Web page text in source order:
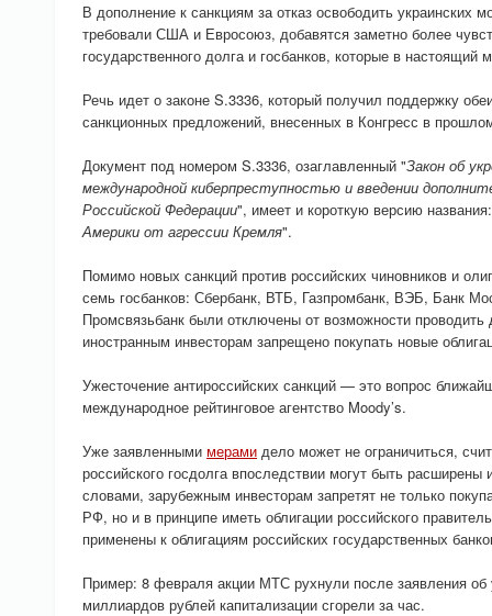
В дополнение к санкциям за отказ освободить украинских
требовали США и Евросоюз, добавятся заметно более
государственного долга и госбанков, которые в
Речь идет о законе S.3336, который получил поддержку
санкционных предложений, внесенных в Конгресс в
Документ под номером S.3336, озаглавленный "Закон об
международной киберпреступностью и введении
Российской Федерации", имеет и короткую версию
Америки от агрессии Кремля".
Помимо новых санкций против российских чиновников и
семь госбанков: Сбербанк, ВТБ, Газпромбанк, ВЭБ, Банк
Промсвязьбанк были отключены от возможности
иностранным инвесторам запрещено покупать новые
Ужесточение антироссийских санкций — это вопрос
международное рейтинговое агентство Moody’s.
Уже заявленными мерами дело может не ограничиться,
российского госдолга впоследствии могут быть
словами, зарубежным инвесторам запретят не только
РФ, но и в принципе иметь облигации российского
применены к облигациям российских государственных
Пример: 8 февраля акции МТС рухнули после заявления
миллиардов рублей капитализации сгорели за час.